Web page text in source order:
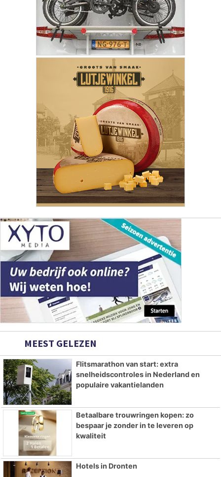
MEEST GELEZEN
Flitsmarathon van start: extra
snelheidscontroles in Nederland en
populaire vakantielanden
Betaalbare trouwringen kopen: zo
bespaar je zonder in te leveren op
kwaliteit
Hotels in Dronten